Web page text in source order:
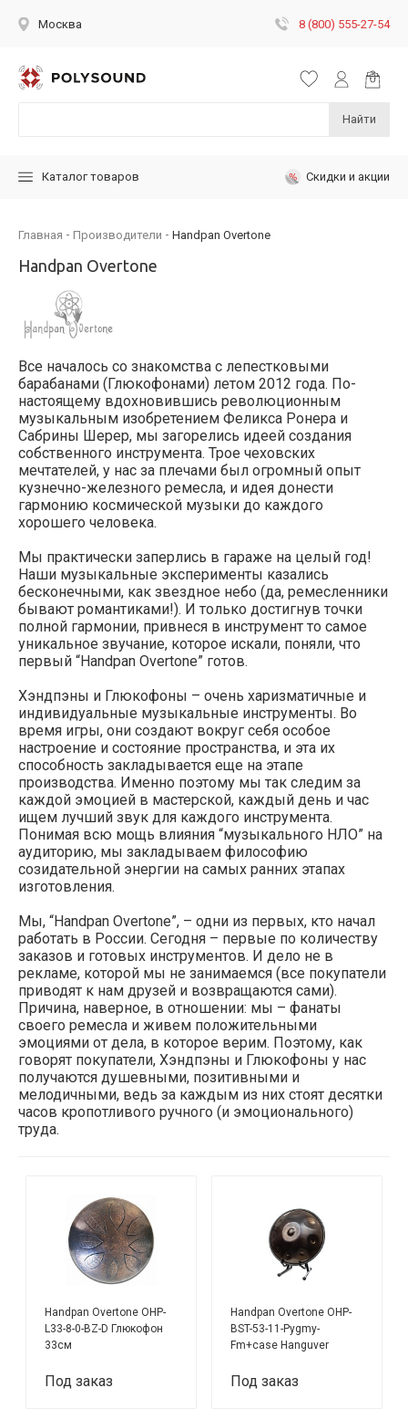
Москва 8 (800) 555-27-54
Найти
Каталог товаров Скидки и акции
Главная Производители Handpan Overtone
Handpan Overtone
Все началось со знакомства с лепестковыми
барабанами (Глюкофонами) летом 2012 года. По-
настоящему вдохновившись революционным
музыкальным изобретением Феликса Ронера и
Сабрины Шерер, мы загорелись идеей создания
собственного инструмента. Трое чеховских
мечтателей, у нас за плечами был огромный опыт
кузнечно-железного ремесла, и идея донести
гармонию космической музыки до каждого
хорошего человека.
Мы практически заперлись в гараже на целый год!
Наши музыкальные эксперименты казались
бесконечными, как звездное небо (да, ремесленники
бывают романтиками!). И только достигнув точки
полной гармонии, привнеся в инструмент то самое
уникальное звучание, которое искали, поняли, что
первый “Handpan Overtone” готов.
Хэндпэны и Глюкофоны – очень харизматичные и
индивидуальные музыкальные инструменты. Во
время игры, они создают вокруг себя особое
настроение и состояние пространства, и эта их
способность закладывается еще на этапе
производства. Именно поэтому мы так следим за
каждой эмоцией в мастерской, каждый день и час
ищем лучший звук для каждого инструмента.
Понимая всю мощь влияния “музыкального НЛО” на
аудиторию, мы закладываем философию
созидательной энергии на самых ранних этапах
изготовления.
Мы, “Handpan Overtone”, – одни из первых, кто начал
работать в России. Сегодня – первые по количеству
заказов и готовых инструментов. И дело не в
рекламе, которой мы не занимаемся (все покупатели
приводят к нам друзей и возвращаются сами).
Причина, наверное, в отношении: мы – фанаты
своего ремесла и живем положительными
эмоциями от дела, в которое верим. Поэтому, как
говорят покупатели, Хэндпэны и Глюкофоны у нас
получаются душевными, позитивными и
мелодичными, ведь за каждым из них стоят десятки
часов кропотливого ручного (и эмоционального)
труда.
Handpan Overtone OHP-
L33-8-0-BZ-D Глюкофон
33см
Под заказ
Handpan Overtone OHP-
BST-53-11-Pygmy-
Fm+case Hanguver
Под заказ